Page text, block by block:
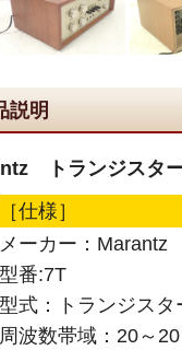
説明
トランジスタ
［仕様］
メーカー：Marantz
型番:7T
型式：トランジスタ
周波数帯域：20～